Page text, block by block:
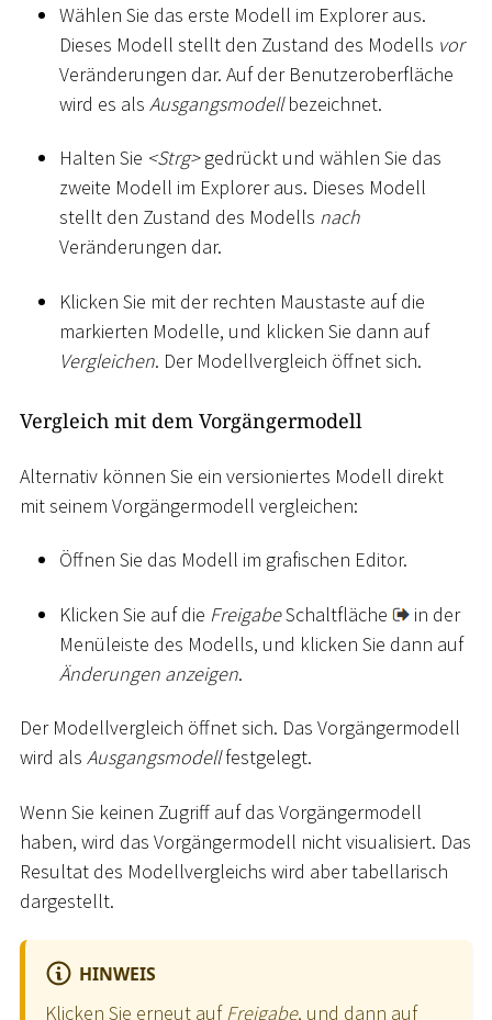
Wählen Sie das erste Modell im Explorer aus.
Dieses Modell stellt den Zustand des Modells vor
Veränderungen dar. Auf der Benutzeroberfläche
wird es als Ausgangsmodellbezeichnet.
Halten Sie <Strg>gedrückt und wählen Sie das
zweite Modell im Explorer aus. Dieses Modell
stellt den Zustand des Modells nach
Veränderungen dar.
Klicken Sie mit der rechten Maustaste auf die
markierten Modelle, und klicken Sie dann auf
Vergleichen. Der Modellvergleich öffnet sich.
Vergleich mit dem Vorgängermodell
Alternativ können Sie ein versioniertes Modell direkt
mit seinem Vorgängermodell vergleichen:
Öffnen Sie das Modell im grafischen Editor.
Klicken Sie auf die FreigabeSchaltfläche
in der
Menüleiste des Modells, und klicken Sie dann auf
Änderungen anzeigen.
Der Modellvergleich öffnet sich. Das Vorgängermodell
wird als Ausgangsmodellfestgelegt.
Wenn Sie keinen Zugriff auf das Vorgängermodell
haben, wird das Vorgängermodell nicht visualisiert. Das
Resultat des Modellvergleichs wird aber tabellarisch
dargestellt.
HINWEIS
Klicken Sie erneut aufFreigabe, und dann auf